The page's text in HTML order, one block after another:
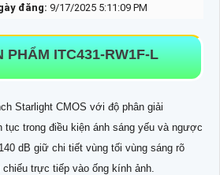
đăng: 9/17/2025 5:11:09 PM
PHẨM ITC431-RW1F-L
Starlight CMOS với độ phân giải
tục trong điều kiện ánh sáng yếu và ngược
dB giữ chi tiết vùng tối vùng sáng rõ
trực tiếp vào ống kính ảnh.